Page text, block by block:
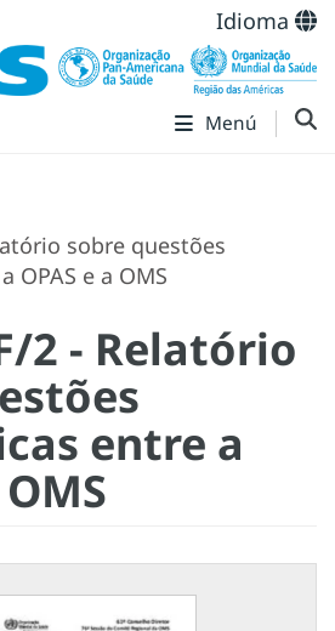
Idioma
Menú
sobre questões
OPAS e a OMS
2 - Relatório
entre a